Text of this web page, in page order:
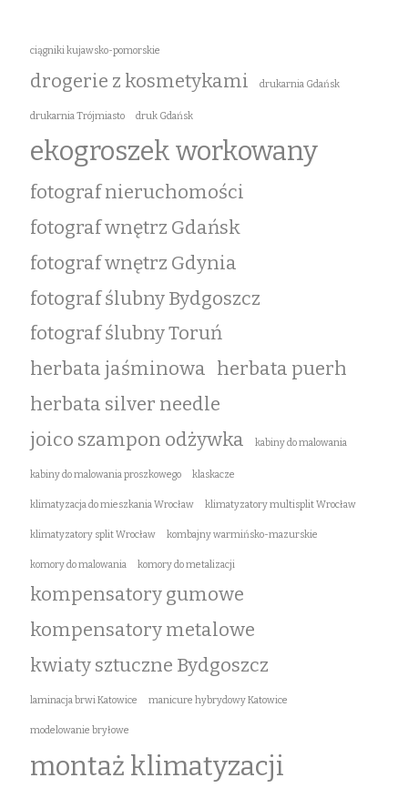
ciągniki kujawsko-pomorskie
drogerie z kosmetykami drukarnia Gdańsk
drukarnia Trójmiasto druk Gdańsk
ekogroszek workowany
fotograf nieruchomości
fotograf wnętrz Gdańsk
fotograf wnętrz Gdynia
fotograf ślubny Bydgoszcz
fotograf ślubny Toruń
herbata jaśminowa herbata puerh
herbata silver needle
joico szampon odżywka
kabiny do malowania
kabiny do malowania proszkowego klaskacze
klimatyzacja do mieszkania Wrocław klimatyzatory multisplit Wrocław
klimatyzatory split Wrocław kombajny warmińsko-mazurskie
komory do malowania komory do metalizacji
kompensatory gumowe
kompensatory metalowe
kwiaty sztuczne Bydgoszcz
laminacja brwi Katowice manicure hybrydowy Katowice
modelowanie bryłowe
montaż klimatyzacji